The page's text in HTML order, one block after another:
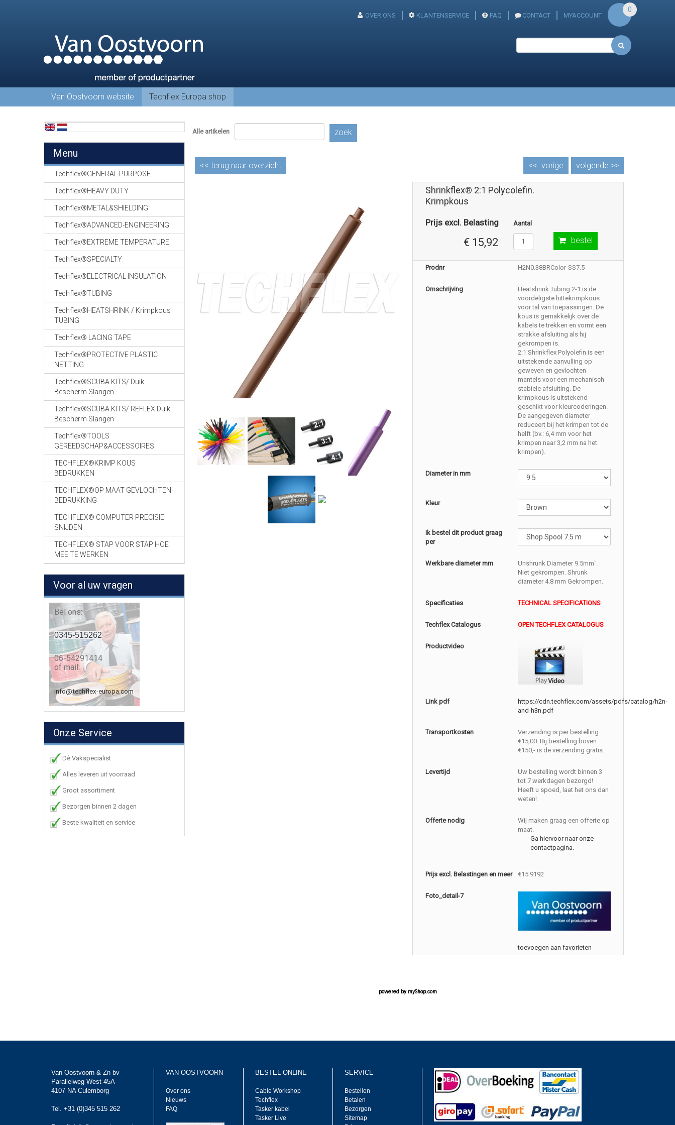
OVER ONS KLANTENSERVICE FAQ CONTACT MYACCOUNT
0
Van Oostvoorn website Techflex Europa shop
Menu
Techflex®GENERAL PURPOSE
Techflex®HEAVY DUTY
Techflex®METAL&SHIELDING
Techflex®ADVANCED-ENGINEERING
Techflex®EXTREME TEMPERATURE
Techflex®SPECIALTY
Techflex®ELECTRICAL INSULATION
Techflex®TUBING
Techflex®HEATSHRINK / Krimpkous
TUBING
Techflex® LACING TAPE
Techflex®PROTECTIVE PLASTIC
NETTING
Techflex®SCUBA KITS/ Duik
Bescherm Slangen
Techflex®SCUBA KITS/ REFLEX Duik
Bescherm Slangen
Techflex®TOOLS
GEREEDSCHAP&ACCESSOIRES
TECHFLEX®KRIMP KOUS
BEDRUKKEN
TECHFLEX®OP MAAT GEVLOCHTEN
BEDRUKKING
TECHFLEX® COMPUTER PRECISIE
SNIJDEN
TECHFLEX® STAP VOOR STAP HOE
MEE TE WERKEN
Voor al uw vragen
Bel ons:
0345-515262
06-54291414
of mail:
info@techflex-europa.com
Onze Service
Dè Vakspecialist
Alles leveren uit voorraad
Groot assortiment
Bezorgen binnen 2 dagen
Beste kwaliteit en service
Alle artikelen zoek
<< terug naar overzicht volgende >>
<< vorige
Shrinkflex® 2:1 Polycolefin.
Krimpkous
Prijs excl. Belasting
€ 15,92
Aantal
bestel
Prodnr H2N0.38BRColor-SS7.5
Omschrijving
Heatshrink Tubing 2-1 is de
voordeligste hittekrimpkous
voor tal van toepassingen. De
kous is gemakkelijk over de
kabels te trekken en vormt een
strakke afsluiting als hij
gekrompen is.
2:1 Shrinkflex Polyolefin is een
uitstekende aanvulling op
geweven en gevlochten
mantels voor een mechanisch
stabiele afsluiting. De
krimpkous is uitstekend
geschikt voor kleurcoderingen.
De aangegeven diameter
reduceert bij het krimpen tot de
helft (bv.: 6,4 mm voor het
krimpen naar 3,2 mm na het
krimpen).
Diameter in mm
Kleur
Ik bestel dit product graag
per
Werkbare diameter mm
Unshrunk Diameter 9.5mm`.
Niet gekrompen. Shrunk
diameter 4.8 mm Gekrompen.
Specificaties TECHNICAL SPECIFICATIONS
Techflex Catalogus OPEN TECHFLEX CATALOGUS
Productvideo
Link pdf
https://cdn.techflex.com/assets/pdfs/catalog/h2n-
and-h3n.pdf
Transportkosten
Verzending is per bestelling
€15,00. Bij bestelling boven
€150,- is de verzending gratis.
Levertijd
Uw bestelling wordt binnen 3
tot 7 werkdagen bezorgd!
Heeft u spoed, laat het ons dan
weten!
Offerte nodig
Wij maken graag een offerte op
maat.
Ga hiervoor naar onze
contactpagina.
Prijs excl. Belastingen en meer €15.9192
Foto_detail-7
toevoegen aan favorieten
powered by myShop.com
Van Oostvoorn & Zn bv
Parallelweg West 45A
4107 NA Culemborg
Tel. +31 (0)345 515 262
VAN OOSTVOORN
Over ons
Nieuws
FAQ
BESTEL ONLINE
Cable Workshop
Techflex
Tasker kabel
Tasker Live
SERVICE
Bestellen
Betalen
Bezorgen
Sitemap